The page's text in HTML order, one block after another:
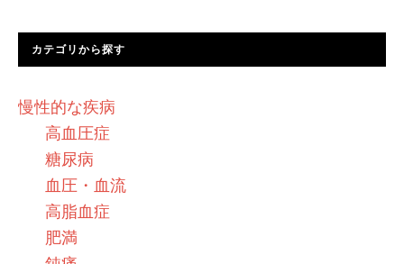
カテゴリから探す
慢性的な疾病
高血圧症
糖尿病
血圧・血流
高脂血症
肥満